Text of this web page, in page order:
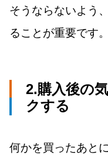
そうならないよう
ることが重要です。
2.購入後の
クする
何かを買ったあと